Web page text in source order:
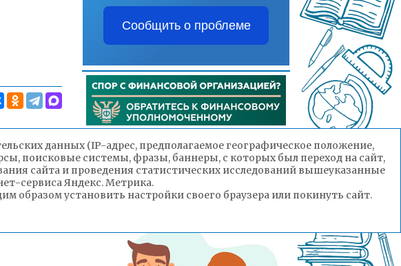
Сообщить о проблеме
данных (IP-адрес, предполагаемое географическое положение,
поисковые системы, фразы, баннеры, с которых был переход на сайт,
сайта и проведения статистических исследований вышеуказанные
сервиса Яндекс. Метрика.
установить настройки своего браузера или покинуть сайт.